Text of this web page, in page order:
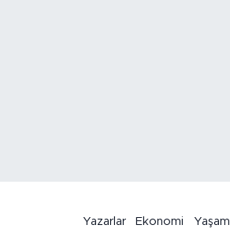
Yazarlar Ekonomi Yaşam